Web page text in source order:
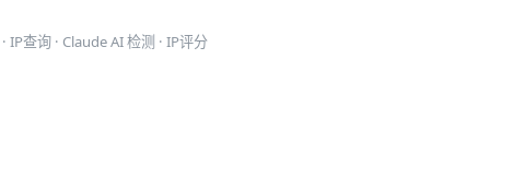
· IP查询 · Claude AI 检测 · IP评分